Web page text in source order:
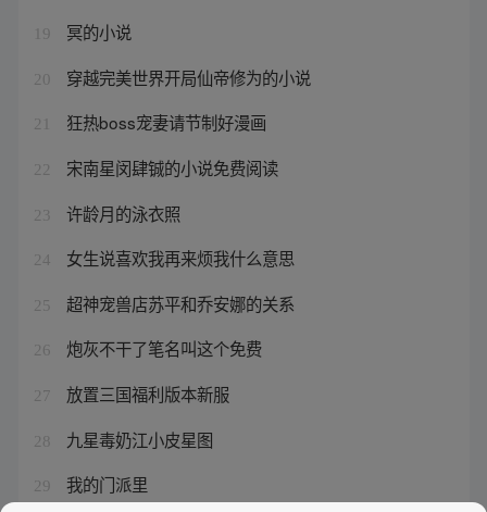
19 冥的小说
20 穿越完美世界开局仙帝修为的小说
21 狂热boss宠妻请节制好漫画
22 宋南星闵肆铖的小说免费阅读
23 许龄月的泳衣照
24 女生说喜欢我再来烦我什么意思
25 超神宠兽店苏平和乔安娜的关系
26 炮灰不干了笔名叫这个免费
27 放置三国福利版本新服
28 九星毒奶江小皮星图
29 我的门派里